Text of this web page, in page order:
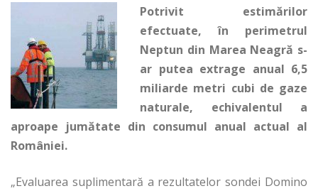
Potrivit estimărilor
efectuate, în perimetrul
Neptun din Marea Neagră s-
ar putea extrage anual 6,5
miliarde metri cubi de gaze
naturale, echivalentul a
aproape jumătate din consumul anual actual al
României.
„Evaluarea suplimentară a rezultatelor sondei Domino